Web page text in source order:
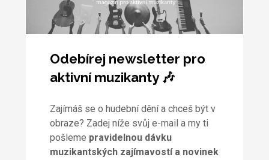
Odebírej newsletter pro
aktivní muzikanty 🎶
Zajímáš se o hudební dění a chceš být v
obraze? Zadej níže svůj e-mail a my ti
pošleme pravidelnou dávku
muzikantských zajímavostí a novinek